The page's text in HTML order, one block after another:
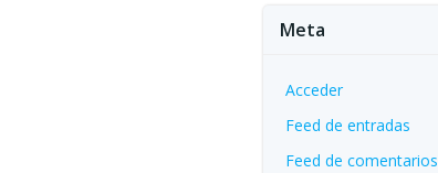
Meta
Acceder
Feed de entradas
Feed de comentarios